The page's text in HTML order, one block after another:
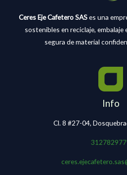
Ceres Eje Cafetero SASes una
sostenibles en reciclaje,
segura de material
Info
Cl. 8 #27-04,